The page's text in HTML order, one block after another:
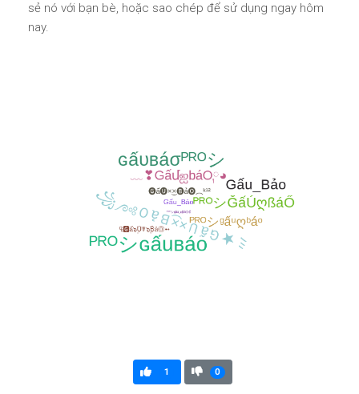
sẻ nó với bạn bè, hoặc sao chép để sử dụng ngay hôm
nay.
1 0